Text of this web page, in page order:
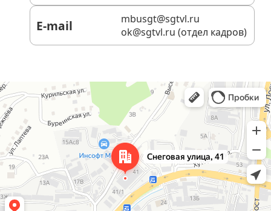
E-mail
mbusgt@sgtvl.ru
ok@sgtvl.ru (отдел кадров)
Владивосток
Снеговая улица, 41 — Яндекс Карты